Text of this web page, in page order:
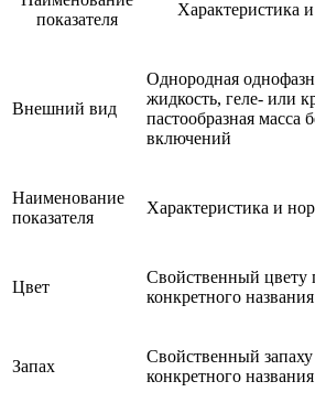
показателя
Характеристика
Внешний вид
Однородная
жидкость, геле- или
пастообразная масса
включений
Наименование
показателя
Характеристика и
Цвет
Свойственный цвету
конкретного названия
Запах
Свойственный
конкретного названия